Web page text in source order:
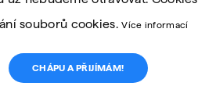
souborů cookies.Více informací
CHÁPU A PŘIJÍMÁM!